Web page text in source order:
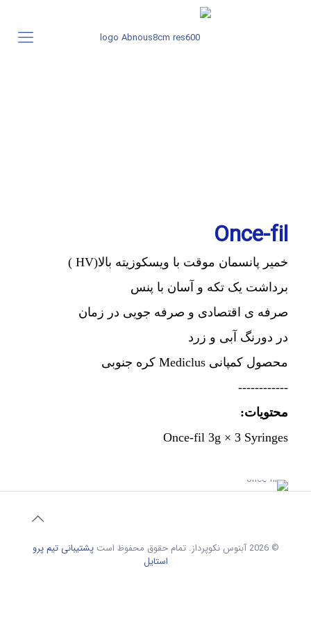
Once-fil
خمیر پانسمان موقت با ویسکوزیته بالا(HV )
برداشت یک تکه و آسان با پنس
صرفه ی اقتصادی و صرفه جویی در زمان
در دورنگ آبی و زرد
محصول کمپانی Mediclus کره جنوبی
------------
محتویات:
Once-fil 3g × 3 Syringes
© 2026 آبنوس نکوپرداز. تمام حقوق محفوظ است
پشتیبانی تیم پرو
استایل